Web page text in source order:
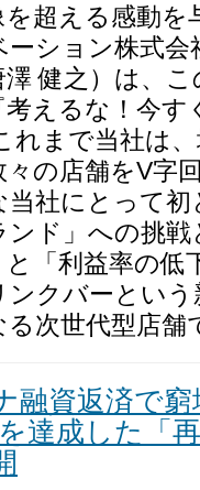
を超える感動
ーション株式会
澤 健之）は、
考えるな！今
れまで当社は
々の店舗をV字
当社にとって
ンド」への挑
と「利益率の低
ンクバーとい
次世代型店舗
融資返済で
達成した「